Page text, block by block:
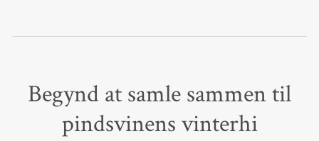
Begynd at samle sammen til
pindsvinens vinterhi